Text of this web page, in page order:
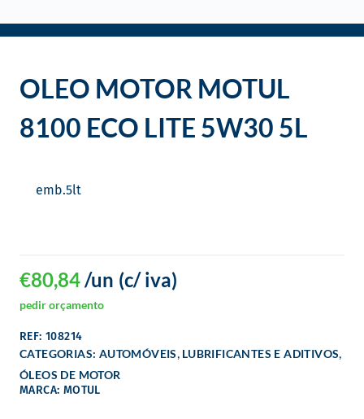
OLEO MOTOR MOTUL
8100 ECO LITE 5W30 5L
emb.5lt
€80,84 (c/ iva)
/un
pedir orçamento
REF: 108214
CATEGORIAS: AUTOMÓVEIS, LUBRIFICANTES E ADITIVOS,
ÓLEOS DE MOTOR
MARCA: MOTUL